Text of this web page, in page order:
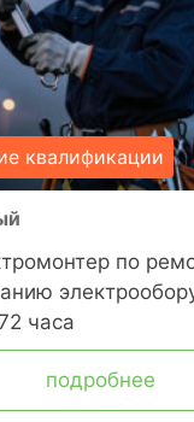
квалификации
по
часа
подробнее